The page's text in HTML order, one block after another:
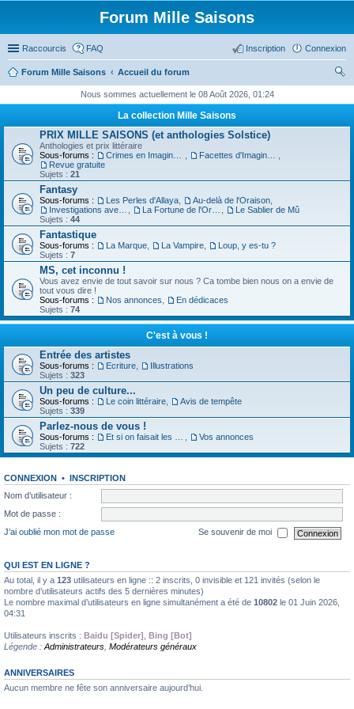
Forum Mille Saisons
Raccourcis FAQ Connexion
Inscription
Forum Mille Saisons
Accueil du forum
ch
Nous sommes actuellement le 08 Août 2026, 01:24
La collection Mille Saisons
PRIX MILLE SAISONS (et anthologies Solstice)
Anthologies et prix littéraire
Sous-forums :
Revue gratuite
Sujets : 21
Fantasy
Sous-forums : Les Perles d'Allaya Au-delà de l'Oraison
Le Sablier de Mû
Sujets : 44
Fantastique
Sous-forums : La Marque La Vampire
Loup, y es-tu ?
Sujets : 7
MS, cet inconnu !
Vous avez envie de tout savoir sur nous ? Ca tombe bien nous on a envie de
tout vous dire !
Sous-forums :
Nos annonces
En dédicaces
Sujets : 74
C'est à vous !
Entrée des artistes
Sous-forums : Ecriture
Illustrations
Sujets : 323
Un peu de culture...
Sous-forums : Le coin littéraire
Avis de tempête
Sujets : 339
Parlez-nous de vous !
Sous-forums :
Vos annonces
Sujets : 722
CONNEXION • INSCRIPTION
Nom d’utilisateur :
Mot de passe :
J’ai oublié mon mot de passe
Se souvenir de moi
QUI EST EN LIGNE ?
Au total, il y a 123 utilisateurs en ligne :: 2 inscrits, 0 invisible et 121 invités (selon le
nombre d’utilisateurs actifs des 5 dernières minutes)
Le nombre maximal d’utilisateurs en ligne simultanément a été de 10802 le 01 Juin 2026,
04:31
Utilisateurs inscrits : Baidu [Spider] Bing [Bot]
Légende : Administrateurs Modérateurs généraux
ANNIVERSAIRES
Aucun membre ne fête son anniversaire aujourd’hui.